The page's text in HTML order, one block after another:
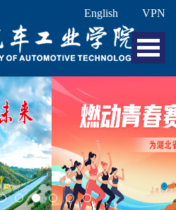
English VPN